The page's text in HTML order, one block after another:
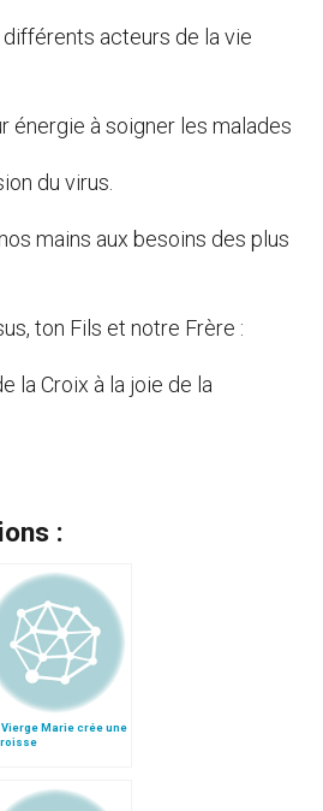
acteurs de la vie
énergie à soigner les malades
du virus.
mains aux besoins des plus
ton Fils et notre Frère :
la Croix à la joie de la
:
Vierge Marie crée une